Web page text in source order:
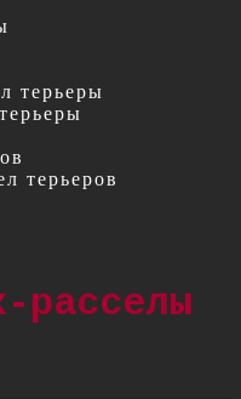
терьеры
терьеров
расселы